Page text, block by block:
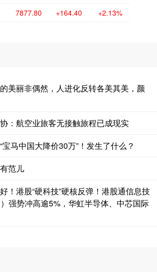
7877.80 +164.40 +2.13%
美丽非偶然，人进化反转各美其美，颜
：航空业旅客无接触旅程已成现实
马中国大降价30万”！发生了什么？
范儿
！港股“硬科技”硬核反弹！港股通信息技
强势冲高逾5%，华虹半导体、中芯国际